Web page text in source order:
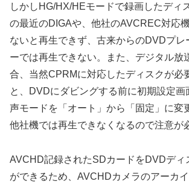
しかしHG/HX/HEモードで録画したディ
の最近のDIGAや、他社のAVCREC対応
ないと再生できず、古来からのDVDプレ
ーでは再生できない。また、デジタル放
合、当然CPRMに対応したディスクが必
と、DVDにダビングする前に初期設定画
声モードを「オート」から「固定」に変
他社機では再生できなくなるので注意が
AVCHD記録されたSDカードをDVDディ
ができるため、AVCHDカメラのアーカ